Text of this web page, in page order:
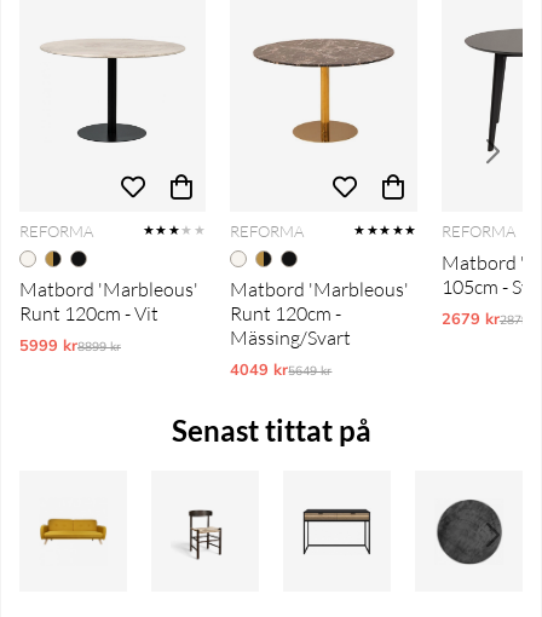
REFORMA ★★★★★
Matbord 'Marbleous'
Runt 120cm - Vit
5999 krOrdinarie pris:
8899 kr
REFORMA ★★★★★
Matbord 'Marbleous'
Runt 120cm -
Mässing/Svart
4049 krOrdinarie pris:
5649 kr
REFORMA
Matbord
105cm -
2679 kr2879 kr
Senast tittat på